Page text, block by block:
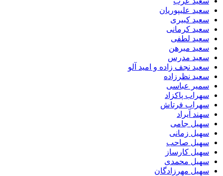
سعید علیپوریان
سعید کبیری
سعید کرمانی
سعید لطفی
سعید مبرهن
سعید مدرس
سعید نجف زاده و امید آلو
سعید نظرزاده
سمیر عباسی
سهراب پاکزاد
سهراب فرتاش
سهند آیراد
سهیل جامی
سهیل زمانی
سهیل صاحب
سهیل کارساز
سهیل محمدی
سهیل مهرزادگان